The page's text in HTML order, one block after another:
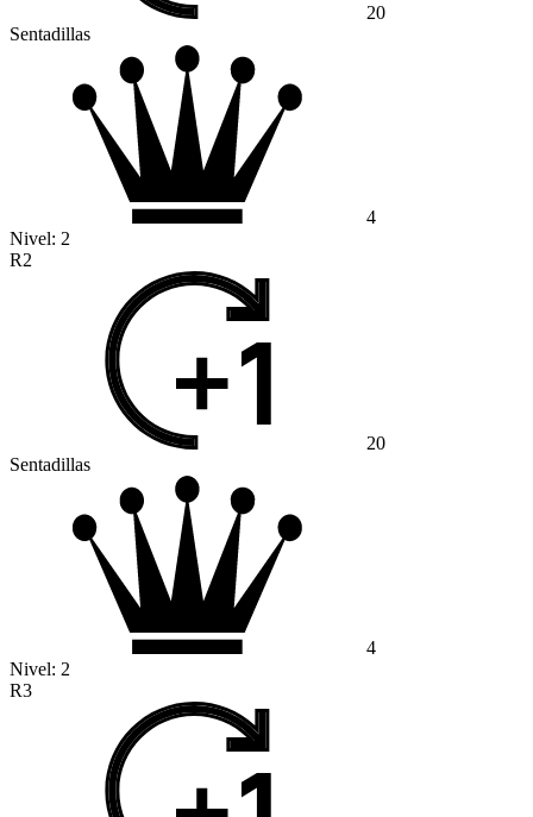
20
Sentadillas
4
Nivel: 2
R2
20
Sentadillas
4
Nivel: 2
R3